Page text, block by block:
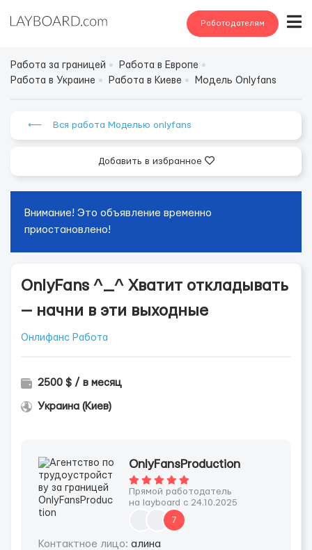
Работодателям
Работа за границей
Работа в Европе
Работа в Украине
Работа в Киеве Модель Onlyfans
⟵ Вся работа Моделью onlyfans
Добавить в избранное
Внимание! Это объявление временно
приостановлено!
OnlyFans ^_^ Хватит откладывать
— начни в эти выходные
Онлифанс Работа
2500 $ / в месяц
Украина (Киев)
OnlyFansProduction
Прямой работодатель
на layboard с 24.10.2025
7
Контактное лицо: алина